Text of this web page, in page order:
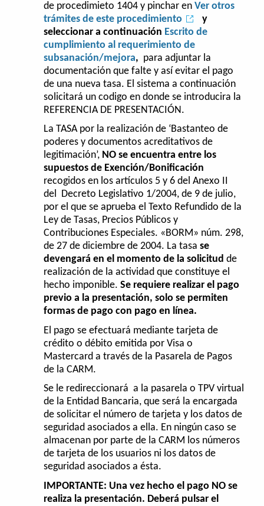
de procedimieto 1404 y pinchar enVer otros
trámites de este procedimiento
y
seleccionar a continuación Escrito de
cumplimiento al requerimiento de
subsanación/mejora, para adjuntar la
documentación que falte y así evitar el pago
de una nueva tasa. El sistema a continuación
solicitará un codigo en donde se introducira la
REFERENCIA DE PRESENTACIÓN.
La TASA por la realización de ‘Bastanteo de
poderes y documentos acreditativos de
legitimación’, NO se encuentra entre los
supuestos de Exención/Bonificación
recogidos en los artículos 5 y 6 del Anexo II
del Decreto Legislativo 1/2004, de 9 de julio,
por el que se aprueba el Texto Refundido de la
Ley de Tasas, Precios Públicos y
Contribuciones Especiales. «BORM» núm. 298,
de 27 de diciembre de 2004. La tasase
devengará en el momento de la solicitud de
realización de la actividad que constituye el
hecho imponible.Se requiere realizar el pago
previo a la presentación, solo se permiten
formas de pago con pago en línea.
El pago se efectuará mediante tarjeta de
crédito o débito emitida por Visa o
Mastercard a través de la Pasarela de Pagos
de la CARM.
Se le redireccionará a la pasarela o TPV virtual
de la Entidad Bancaria, que será la encargada
de solicitar el número de tarjeta y los datos de
seguridad asociados a ella. En ningún caso se
almacenan por parte de la CARM los números
de tarjeta de los usuarios ni los datos de
seguridad asociados a ésta.
IMPORTANTE: Una vez hecho el pago NO se
realiza la presentación. Deberá pulsar el